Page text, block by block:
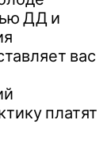
ДД и
вас
платят